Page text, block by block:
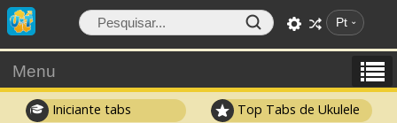
Pt
Menu
Iniciante tabs Top Tabs de Ukulele